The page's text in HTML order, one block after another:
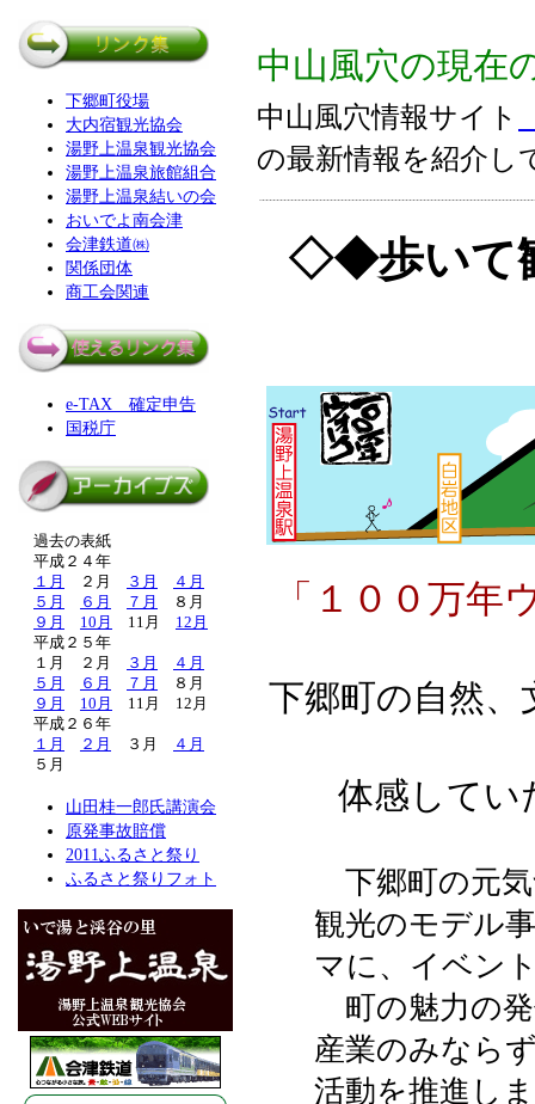
中山風穴の現在
中山風穴情報サイト
の最新情報を紹介し
◇◆歩いて
「１００万年
下郷町の自然
体感してい
下郷町の元気
観光のモデル
マに、イベン
町の魅力の発
産業のみなら
活動を推進し
下郷町役場
大内宿観光協会
湯野上温泉観光協会
湯野上温泉旅館組合
湯野上温泉結いの会
おいでよ南会津
会津鉄道㈱
関係団体
商工会関連
e-TAX 確定申告
国税庁
過去の表紙
平成２４年
１月
２月 ３月
４月
５月
６月 ７月
８月
９月
10月 11月 12月
平成２５年
１月 ２月
３月
４月
５月
６月 ７月
８月
９月
10月
11月 12月
平成２６年
１月
２月 ３月
４月
５月
山田桂一郎氏講演会
原発事故賠償
2011ふるさと祭り
ふるさと祭りフォト